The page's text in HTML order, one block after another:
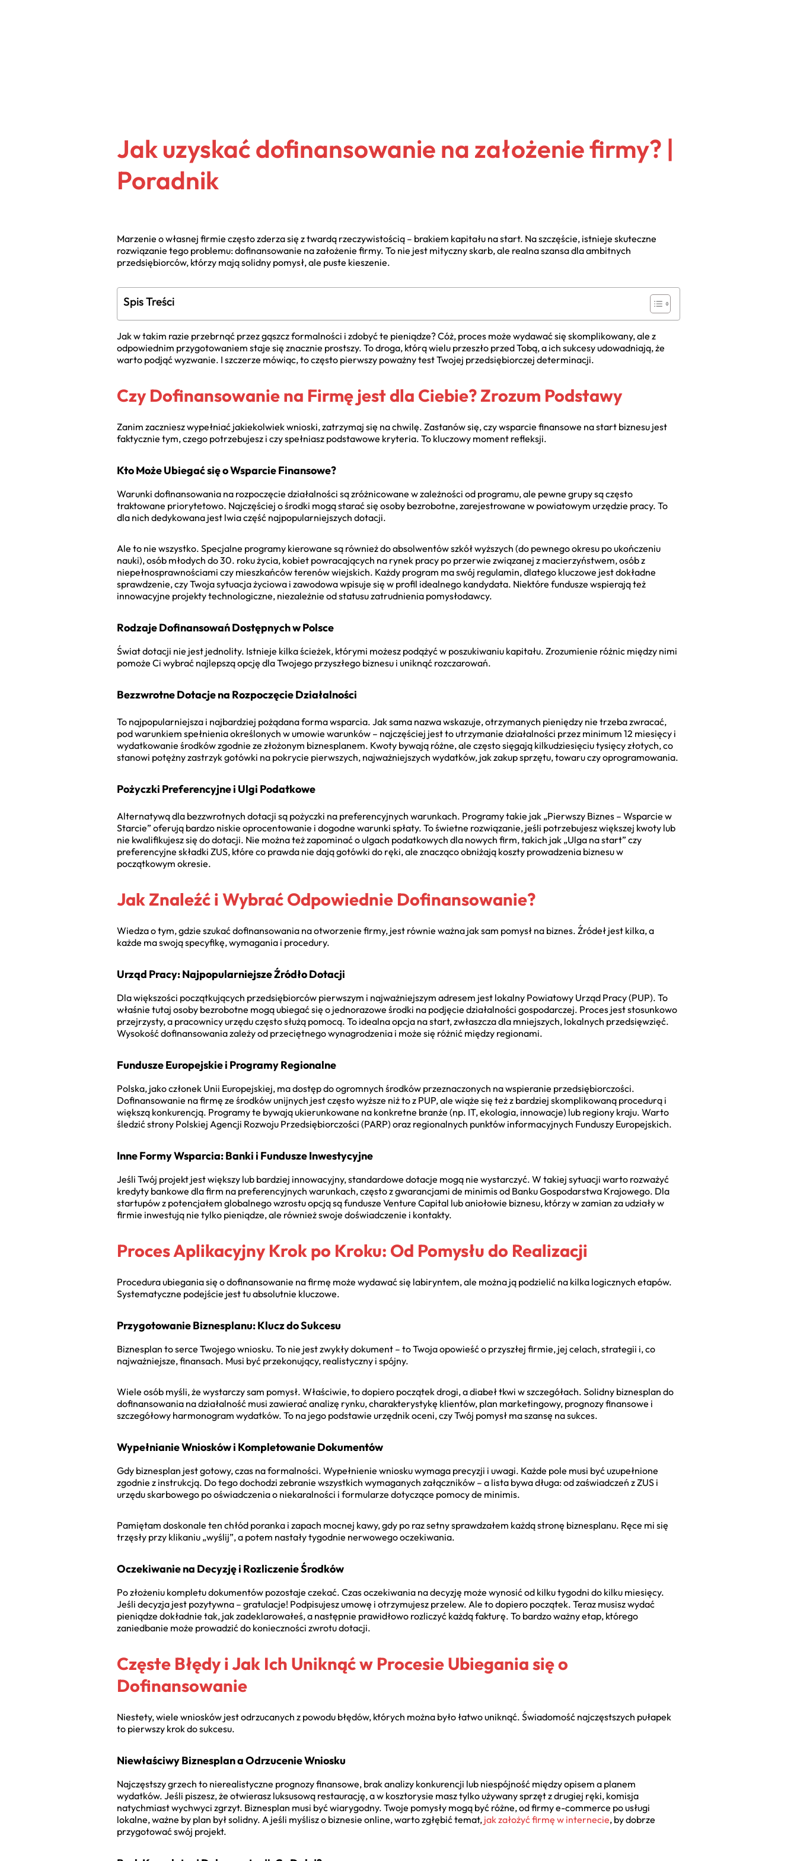
Jak uzyskać dofinansowanie na założenie firmy? |
Poradnik
Marzenie o własnej firmie często zderza się z twardą rzeczywistością – brakiem kapitału na start. Na szczęście, istnieje skuteczne
rozwiązanie tego problemu: dofinansowanie na założenie firmy. To nie jest mityczny skarb, ale realna szansa dla ambitnych
przedsiębiorców, którzy mają solidny pomysł, ale puste kieszenie.
Spis Treści
Jak w takim razie przebrnąć przez gąszcz formalności i zdobyć te pieniądze? Cóż, proces może wydawać się skomplikowany, ale z
odpowiednim przygotowaniem staje się znacznie prostszy. To droga, którą wielu przeszło przed Tobą, a ich sukcesy udowadniają, że
warto podjąć wyzwanie. I szczerze mówiąc, to często pierwszy poważny test Twojej przedsiębiorczej determinacji.
Czy Dofinansowanie na Firmę jest dla Ciebie? Zrozum Podstawy
Zanim zaczniesz wypełniać jakiekolwiek wnioski, zatrzymaj się na chwilę. Zastanów się, czy wsparcie finansowe na start biznesu jest
faktycznie tym, czego potrzebujesz i czy spełniasz podstawowe kryteria. To kluczowy moment refleksji.
Kto Może Ubiegać się o Wsparcie Finansowe?
Warunki dofinansowania na rozpoczęcie działalności są zróżnicowane w zależności od programu, ale pewne grupy są często
traktowane priorytetowo. Najczęściej o środki mogą starać się osoby bezrobotne, zarejestrowane w powiatowym urzędzie pracy. To
dla nich dedykowana jest lwia część najpopularniejszych dotacji.
Ale to nie wszystko. Specjalne programy kierowane są również do absolwentów szkół wyższych (do pewnego okresu po ukończeniu
nauki), osób młodych do 30. roku życia, kobiet powracających na rynek pracy po przerwie związanej z macierzyństwem, osób z
niepełnosprawnościami czy mieszkańców terenów wiejskich. Każdy program ma swój regulamin, dlatego kluczowe jest dokładne
sprawdzenie, czy Twoja sytuacja życiowa i zawodowa wpisuje się w profil idealnego kandydata. Niektóre fundusze wspierają też
innowacyjne projekty technologiczne, niezależnie od statusu zatrudnienia pomysłodawcy.
Rodzaje Dofinansowań Dostępnych w Polsce
Świat dotacji nie jest jednolity. Istnieje kilka ścieżek, którymi możesz podążyć w poszukiwaniu kapitału. Zrozumienie różnic między nimi
pomoże Ci wybrać najlepszą opcję dla Twojego przyszłego biznesu i uniknąć rozczarowań.
Bezzwrotne Dotacje na Rozpoczęcie Działalności
To najpopularniejsza i najbardziej pożądana forma wsparcia. Jak sama nazwa wskazuje, otrzymanych pieniędzy nie trzeba zwracać,
pod warunkiem spełnienia określonych w umowie warunków – najczęściej jest to utrzymanie działalności przez minimum 12 miesięcy i
wydatkowanie środków zgodnie ze złożonym biznesplanem. Kwoty bywają różne, ale często sięgają kilkudziesięciu tysięcy złotych, co
stanowi potężny zastrzyk gotówki na pokrycie pierwszych, najważniejszych wydatków, jak zakup sprzętu, towaru czy oprogramowania.
Pożyczki Preferencyjne i Ulgi Podatkowe
Alternatywą dla bezzwrotnych dotacji są pożyczki na preferencyjnych warunkach. Programy takie jak „Pierwszy Biznes – Wsparcie w
Starcie” oferują bardzo niskie oprocentowanie i dogodne warunki spłaty. To świetne rozwiązanie, jeśli potrzebujesz większej kwoty lub
nie kwalifikujesz się do dotacji. Nie można też zapominać o ulgach podatkowych dla nowych firm, takich jak „Ulga na start” czy
preferencyjne składki ZUS, które co prawda nie dają gotówki do ręki, ale znacząco obniżają koszty prowadzenia biznesu w
początkowym okresie.
Jak Znaleźć i Wybrać Odpowiednie Dofinansowanie?
Wiedza o tym, gdzie szukać dofinansowania na otworzenie firmy, jest równie ważna jak sam pomysł na biznes. Źródeł jest kilka, a
każde ma swoją specyfikę, wymagania i procedury.
Urząd Pracy: Najpopularniejsze Źródło Dotacji
Dla większości początkujących przedsiębiorców pierwszym i najważniejszym adresem jest lokalny Powiatowy Urząd Pracy (PUP). To
właśnie tutaj osoby bezrobotne mogą ubiegać się o jednorazowe środki na podjęcie działalności gospodarczej. Proces jest stosunkowo
przejrzysty, a pracownicy urzędu często służą pomocą. To idealna opcja na start, zwłaszcza dla mniejszych, lokalnych przedsięwzięć.
Wysokość dofinansowania zależy od przeciętnego wynagrodzenia i może się różnić między regionami.
Fundusze Europejskie i Programy Regionalne
Polska, jako członek Unii Europejskiej, ma dostęp do ogromnych środków przeznaczonych na wspieranie przedsiębiorczości.
Dofinansowanie na firmę ze środków unijnych jest często wyższe niż to z PUP, ale wiąże się też z bardziej skomplikowaną procedurą i
większą konkurencją. Programy te bywają ukierunkowane na konkretne branże (np. IT, ekologia, innowacje) lub regiony kraju. Warto
śledzić strony Polskiej Agencji Rozwoju Przedsiębiorczości (PARP) oraz regionalnych punktów informacyjnych Funduszy Europejskich.
Inne Formy Wsparcia: Banki i Fundusze Inwestycyjne
Jeśli Twój projekt jest większy lub bardziej innowacyjny, standardowe dotacje mogą nie wystarczyć. W takiej sytuacji warto rozważyć
kredyty bankowe dla firm na preferencyjnych warunkach, często z gwarancjami de minimis od Banku Gospodarstwa Krajowego. Dla
startupów z potencjałem globalnego wzrostu opcją są fundusze Venture Capital lub aniołowie biznesu, którzy w zamian za udziały w
firmie inwestują nie tylko pieniądze, ale również swoje doświadczenie i kontakty.
Proces Aplikacyjny Krok po Kroku: Od Pomysłu do Realizacji
Procedura ubiegania się o dofinansowanie na firmę może wydawać się labiryntem, ale można ją podzielić na kilka logicznych etapów.
Systematyczne podejście jest tu absolutnie kluczowe.
Przygotowanie Biznesplanu: Klucz do Sukcesu
Biznesplan to serce Twojego wniosku. To nie jest zwykły dokument – to Twoja opowieść o przyszłej firmie, jej celach, strategii i, co
najważniejsze, finansach. Musi być przekonujący, realistyczny i spójny.
Wiele osób myśli, że wystarczy sam pomysł. Właściwie, to dopiero początek drogi, a diabeł tkwi w szczegółach. Solidny biznesplan do
dofinansowania na działalność musi zawierać analizę rynku, charakterystykę klientów, plan marketingowy, prognozy finansowe i
szczegółowy harmonogram wydatków. To na jego podstawie urzędnik oceni, czy Twój pomysł ma szansę na sukces.
Wypełnianie Wniosków i Kompletowanie Dokumentów
Gdy biznesplan jest gotowy, czas na formalności. Wypełnienie wniosku wymaga precyzji i uwagi. Każde pole musi być uzupełnione
zgodnie z instrukcją. Do tego dochodzi zebranie wszystkich wymaganych załączników – a lista bywa długa: od zaświadczeń z ZUS i
urzędu skarbowego po oświadczenia o niekaralności i formularze dotyczące pomocy de minimis.
Pamiętam doskonale ten chłód poranka i zapach mocnej kawy, gdy po raz setny sprawdzałem każdą stronę biznesplanu. Ręce mi się
trzęsły przy klikaniu „wyślij”, a potem nastały tygodnie nerwowego oczekiwania.
Oczekiwanie na Decyzję i Rozliczenie Środków
Po złożeniu kompletu dokumentów pozostaje czekać. Czas oczekiwania na decyzję może wynosić od kilku tygodni do kilku miesięcy.
Jeśli decyzja jest pozytywna – gratulacje! Podpisujesz umowę i otrzymujesz przelew. Ale to dopiero początek. Teraz musisz wydać
pieniądze dokładnie tak, jak zadeklarowałeś, a następnie prawidłowo rozliczyć każdą fakturę. To bardzo ważny etap, którego
zaniedbanie może prowadzić do konieczności zwrotu dotacji.
Częste Błędy i Jak Ich Uniknąć w Procesie Ubiegania się o
Dofinansowanie
Niestety, wiele wniosków jest odrzucanych z powodu błędów, których można było łatwo uniknąć. Świadomość najczęstszych pułapek
to pierwszy krok do sukcesu.
Niewłaściwy Biznesplan a Odrzucenie Wniosku
Najczęstszy grzech to nierealistyczne prognozy finansowe, brak analizy konkurencji lub niespójność między opisem a planem
wydatków. Jeśli piszesz, że otwierasz luksusową restaurację, a w kosztorysie masz tylko używany sprzęt z drugiej ręki, komisja
natychmiast wychwyci zgrzyt. Biznesplan musi być wiarygodny. Twoje pomysły mogą być różne, od firmy e-commerce po usługi
lokalne, ważne by plan był solidny. A jeśli myślisz o biznesie online, warto zgłębić temat, jak założyć firmę w internecie, by dobrze
przygotować swój projekt.